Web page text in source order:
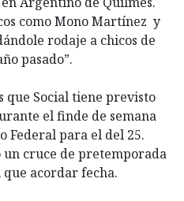
como Mono Martínez y
rodaje a chicos de
pasado”.
que Social tiene previsto
el finde de semana
Federal para el del 25.
cruce de pretemporada
acordar fecha.